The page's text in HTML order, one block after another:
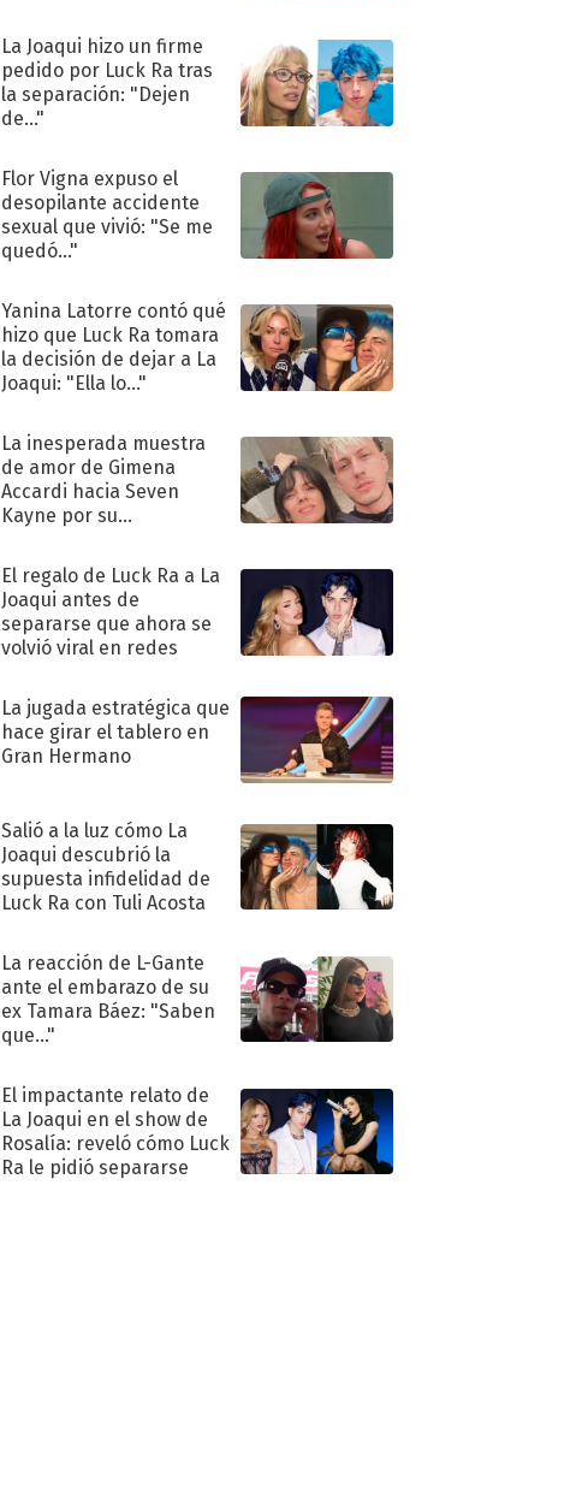
La Joaqui hizo un firme
pedido por Luck Ra tras
la separación: "Dejen
de..."
Flor Vigna expuso el
desopilante accidente
sexual que vivió: "Se me
quedó..."
Yanina Latorre contó qué
hizo que Luck Ra tomara
la decisión de dejar a La
Joaqui: "Ella lo..."
La inesperada muestra
de amor de Gimena
Accardi hacia Seven
Kayne por su
El regalo de Luck Ra a La
Joaqui antes de
separarse que ahora se
volvió viral en redes
La jugada estratégica que
hace girar el tablero en
Gran Hermano
Salió a la luz cómo La
Joaqui descubrió la
supuesta infidelidad de
Luck Ra con Tuli Acosta
La reacción de L-Gante
ante el embarazo de su
ex Tamara Báez: "Saben
que..."
El impactante relato de
La Joaqui en el show de
Rosalía: reveló cómo Luck
Ra le pidió separarse